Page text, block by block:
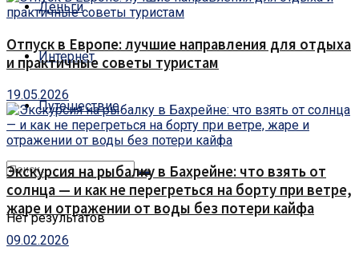
Деньги
Интернет
Путешествие
Нет результатов
Отпуск в Европе: лучшие направления для отдыха
и практичные советы туристам
19.05.2026
Экскурсия на рыбалку в Бахрейне: что взять от
солнца — и как не перегреться на борту при ветре,
жаре и отражении от воды без потери кайфа
09.02.2026